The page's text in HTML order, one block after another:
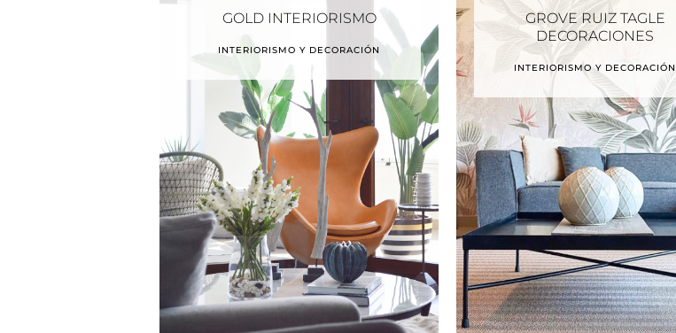
GOLD INTERIORISMO
INTERIORISMO Y DECORACIÓN
GROVE RUIZ TAGLE
DECORACIONES
INTERIORISMO Y DECORACIÓN